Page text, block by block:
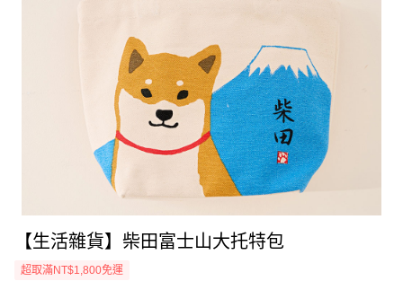
【生活雜貨】柴田富士山大托特包
超取滿NT$1,800免運